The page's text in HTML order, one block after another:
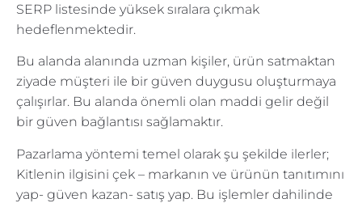
SERP listesinde yüksek sıralara çıkmak
hedeflenmektedir.
Bu alanda alanında uzman kişiler, ürün satmaktan
ziyade müşteri ile bir güven duygusu oluşturmaya
çalışırlar. Bu alanda önemli olan maddi gelir değil
bir güven bağlantısı sağlamaktır.
Pazarlama yöntemi temel olarak şu şekilde ilerler;
Kitlenin ilgisini çek – markanın ve ürünün tanıtımını
yap- güven kazan- satış yap. Bu işlemler dahilinde